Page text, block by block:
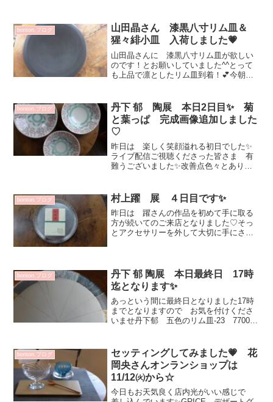
bonton.ブログ
山田晶さん 漆黒八寸リム皿＆
猩々緋小皿 入荷しました💗
山田晶さんに 漆黒八寸リム皿が欲しい
のです！とお願いしていました^^とって
も上品で凛としたリム皿到着！💕今朝ジ
を盛り付けたい！と思い求めさせていた
だいてきました♡茄子と...
bonton.ブログ
丹下 郁 陶展 本日2日目✨ 菊
と葉っぱ 完成画像追加しました
♡
昨日は 楽しく笑顔溢れる初日でした✨
ライブ配信ご視聴くださった皆さま 有
難うございました✨改善点色々とありま
開店前からもお待ちいただき ありがと
うございます☆丹下さん...
bonton.ブログ 村上躍 展 ４日目です✨
昨日は 躍さんの作品を初めて手に取る
方が続いてのご来店となりました♡そっ
とアクセサリーを外して大切に手にされ
美味しかったぁ～白金彩ポ...
bonton.ブログ
丹下 郁 陶展 本日最終日 17時
迄となります✨
あっという間に最終日となりました17時
までとなりますので お気を付けくださ
いませ丹下郁 五色のリム皿-23 7700円
円丹下郁 独楽の巳 -43B 1650...
bonton.ブログ
セッティングしてみました💗 花
岡央さんオンランショップは
11/12㈫から☆
今日もお天気良く店内光がいい感じで